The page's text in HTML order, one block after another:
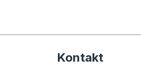
z myślą o Twoich potrzebach,
przestrzeń w każdym
Kontakt